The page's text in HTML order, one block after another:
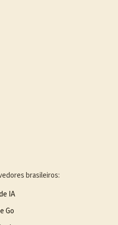
brasileiros:
IA
Go